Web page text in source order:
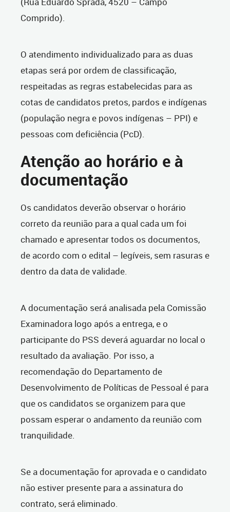
Comprido).
O atendimento individualizado para as duas
etapas será por ordem de classificação,
respeitadas as regras estabelecidas para as
cotas de candidatos pretos, pardos e indígenas
(população negra e povos indígenas – PPI) e
pessoas com deficiência (PcD).
Atenção ao horário e à
documentação
Os candidatos deverão observar o horário
correto da reunião para a qual cada um foi
chamado e apresentar todos os documentos,
de acordo com o edital – legíveis, sem rasuras e
dentro da data de validade.
A documentação será analisada pela Comissão
Examinadora logo após a entrega, e o
participante do PSS deverá aguardar no local o
resultado da avaliação. Por isso, a
recomendação do Departamento de
Desenvolvimento de Políticas de Pessoal é para
que os candidatos se organizem para que
possam esperar o andamento da reunião com
tranquilidade.
Se a documentação for aprovada e o candidato
não estiver presente para a assinatura do
contrato, será eliminado.